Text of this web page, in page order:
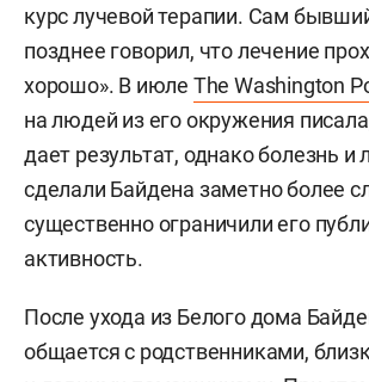
курс лучевой терапии. Сам
позднее говорил, что лечение
хорошо». В июле The Washington
на людей из его окружения
дает результат, однако болезнь и
сделали Байдена заметно более
существенно ограничили его
активность.
После ухода из Белого дома
общается с родственниками,